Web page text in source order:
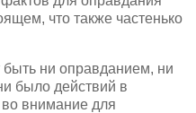
что также частенько
ни оправданием, ни
было действий в
внимание для